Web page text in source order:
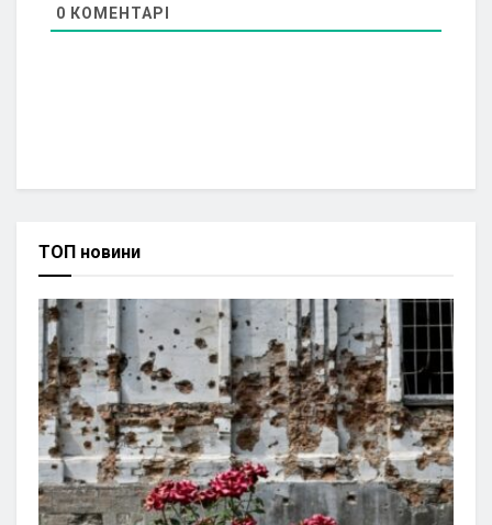
0 КОМЕНТАРІ
ТОП новини